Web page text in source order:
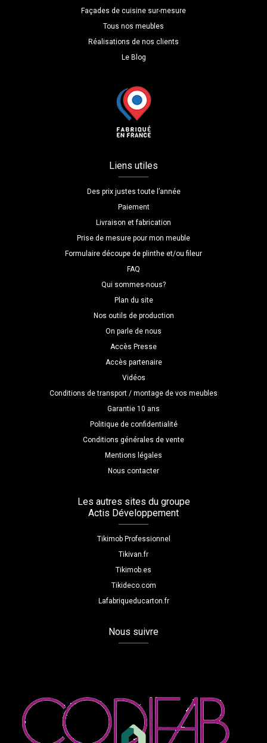
Façades de cuisine sur-mesure
Tous nos meubles
Réalisations de nos clients
Le Blog
Liens utiles
Des prix justes toute l’année
Paiement
Livraison et fabrication
Prise de mesure pour mon meuble
Formulaire découpe de plinthe et/ou fileur
FAQ
Qui sommes-nous?
Plan du site
Nos outils de production
On parle de nous
Accès Presse
Accès partenaire
Vidéos
Conditions de transport / montage de vos meubles
Garantie 10 ans
Politique de confidentialité
Conditions générales de vente
Mentions légales
Nous contacter
Les autres sites du groupe
Actis Développement
Tikimob Professionnel
Tikivan.fr
Tikimob.es
Tikideco.com
Lafabriqueducarton.fr
Nous suivre